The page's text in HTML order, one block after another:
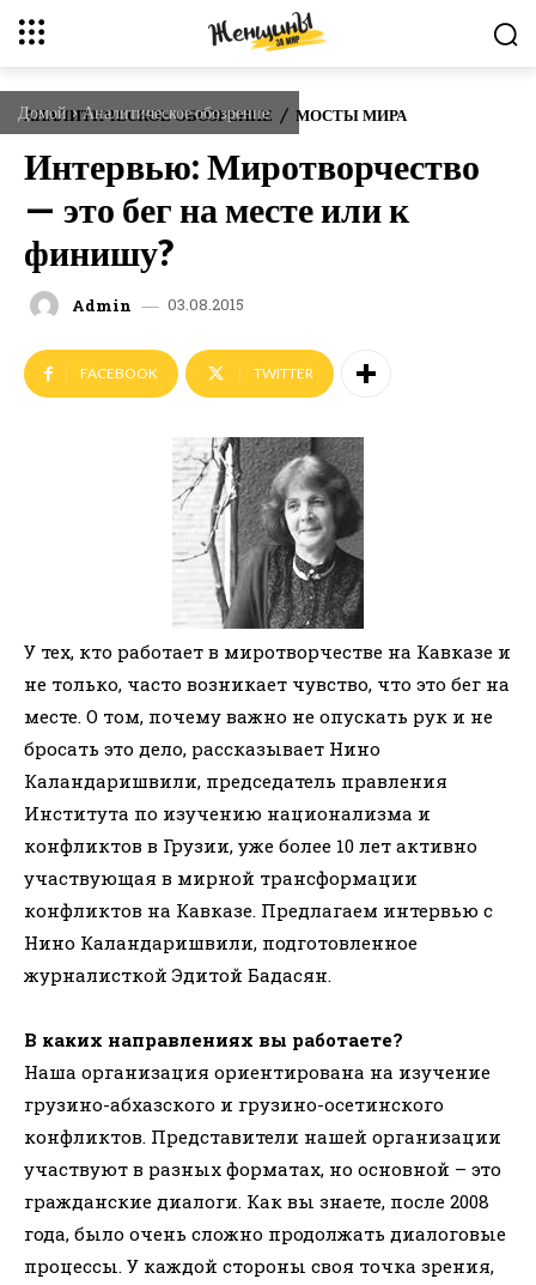
Домой Аналитическое обозрение
АНАЛИТИЧЕСКОЕ ОБОЗРЕНИЕ МОСТЫ МИРА
Интервью: Миротворчество
— это бег на месте или к
финишу?
Admin 03.08.2015
FACEBOOK TWITTER
У тех, кто работает в миротворчестве на Кавказе и
не только, часто возникает чувство, что это бег на
месте. О том, почему важно не опускать рук и не
бросать это дело, рассказывает Нино
Каландаришвили, председатель правления
Института по изучению национализма и
конфликтов в Грузии, уже более 10 лет активно
участвующая в мирной трансформации
конфликтов на Кавказе. Предлагаем интервью с
Нино Каландаришвили, подготовленное
журналисткой Эдитой Бадасян.
В каких направлениях вы работаете?
Наша организация ориентирована на изучение
грузино-абхазского и грузино-осетинского
конфликтов. Представители нашей организации
участвуют в разных форматах, но основной – это
гражданские диалоги. Как вы знаете, после 2008
года, было очень сложно продолжать диалоговые
процессы. У каждой стороны своя точка зрения,